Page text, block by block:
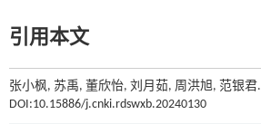
引用本文
张小枫, 苏禹, 董欣怡, 刘月茹, 周洪旭, 范银
DOI:10.15886/j.cnki.rdswxb.20240130